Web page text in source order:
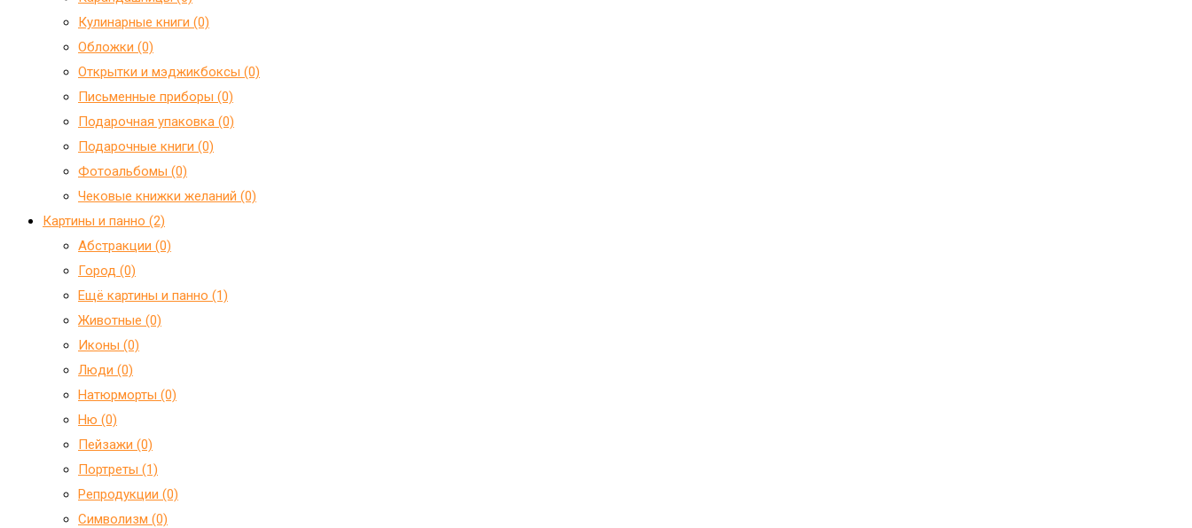
Кулинарные книги (0)
Обложки (0)
Открытки и мэджикбоксы (0)
Письменные приборы (0)
Подарочная упаковка (0)
Подарочные книги (0)
Фотоальбомы (0)
Чековые книжки желаний (0)
Картины и панно (2)
Абстракции (0)
Город (0)
Ещё картины и панно (1)
Животные (0)
Иконы (0)
Люди (0)
Натюрморты (0)
Ню (0)
Пейзажи (0)
Портреты (1)
Репродукции (0)
Символизм (0)